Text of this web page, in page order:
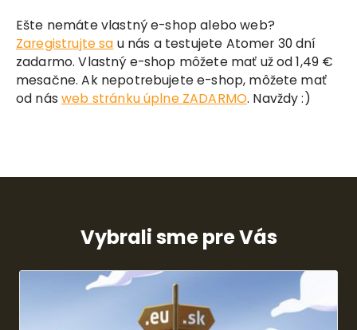
Ešte nemáte vlastný e-shop alebo web?
Zaregistrujte sa u nás a testujete Atomer 30 dní
zadarmo. Vlastný e-shop môžete mať už od 1,49 €
mesačne. Ak nepotrebujete e-shop, môžete mať
od násweb stránku úplne ZADARMO. Navždy :)
Vybrali sme pre Vás